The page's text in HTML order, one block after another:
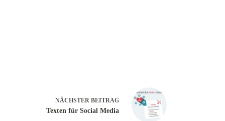
NÄCHSTER BEITRAG
Texten für Social Media